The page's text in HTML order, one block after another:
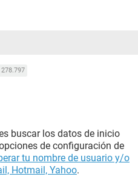
278.797
buscar los datos de inicio
de configuración de
tu nombre de usuario y/o
Hotmail, Yahoo.